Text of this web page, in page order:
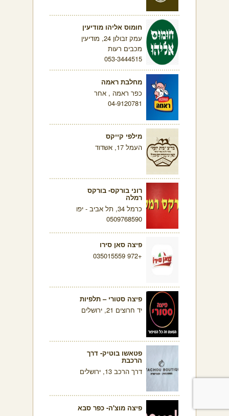
חומוס אליהו מודיעין
עמק זבולון 24, מודיעין
מכבים רעות
053-3444515
מחלבת ראמה
כפר ראמה , אחר
04-9120781
מילפי קייקס
העמל 17, אשדוד
רוני בורקס- בורקס
רמלה
כרמל 34, תל אביב - יפו
0509768590
פיצה סאן סירו
+972 035015559
פיצה סטורי – תלפיות
יד חרוצים 21, ירושלים
פטאשו בוטיק- דרך
הרכבת
דרך הרכב 13, ירושלים
פיצה מוצ'ה- כפר סבא